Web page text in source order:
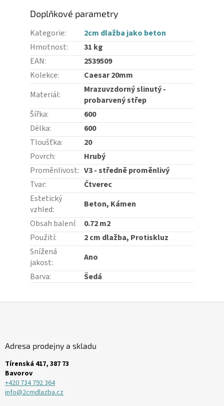
Doplňkové parametry
Kategorie:
2cm dlažba jako beton
Hmotnost:
31 kg
EAN:
2539509
Kolekce:
Caesar 20mm
Materiál:
Mrazuvzdorný slinutý -
probarvený střep
Šířka:
600
Délka:
600
Tloušťka:
20
Povrch:
Hrubý
Proměnlivost: V3 - středně proměnlivý
Tvar:
Čtverec
Estetický
vzhled:
Beton, Kámen
Obsah balení:
0.72 m2
Použití:
2 cm dlažba, Protiskluz
Snížená
jakost:
Ano
Barva: Šedá
Adresa prodejny a skladu
Tírenská 417, 387 73
Bavorov
+420 734 792 364
info@2cmdlazba.cz